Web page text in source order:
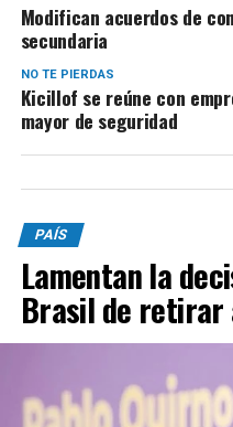
Modifican acuerdos de
secundaria
NO TE PIERDAS
Kicillof se reúne con
mayor de seguridad
PAÍS
Lamentan la
Brasil de retirar